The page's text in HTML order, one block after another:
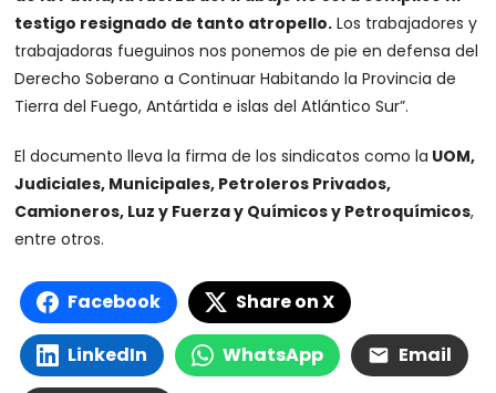
testigo resignado de tanto atropello. Los trabajadores y
trabajadoras fueguinos nos ponemos de pie en defensa del
Derecho Soberano a Continuar Habitando la Provincia de
Tierra del Fuego, Antártida e islas del Atlántico Sur”.
El documento lleva la firma de los sindicatos como la UOM,
Judiciales, Municipales, Petroleros Privados,
Camioneros, Luz y Fuerza y Químicos y Petroquímicos,
entre otros.
Facebook Share on X
LinkedIn WhatsApp Email